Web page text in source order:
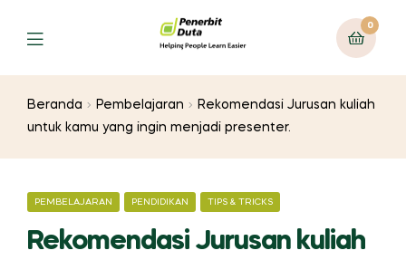
Menu
0
Beranda Pembelajaran
Rekomendasi Jurusan kuliah
untuk kamu yang ingin menjadi presenter.
CATEGORIES
PEMBELAJARAN PENDIDIKAN TIPS & TRICKS
Rekomendasi Jurusan kuliah